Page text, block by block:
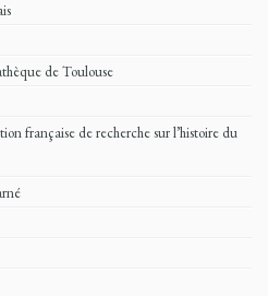
de Toulouse
française de recherche sur l’histoire du